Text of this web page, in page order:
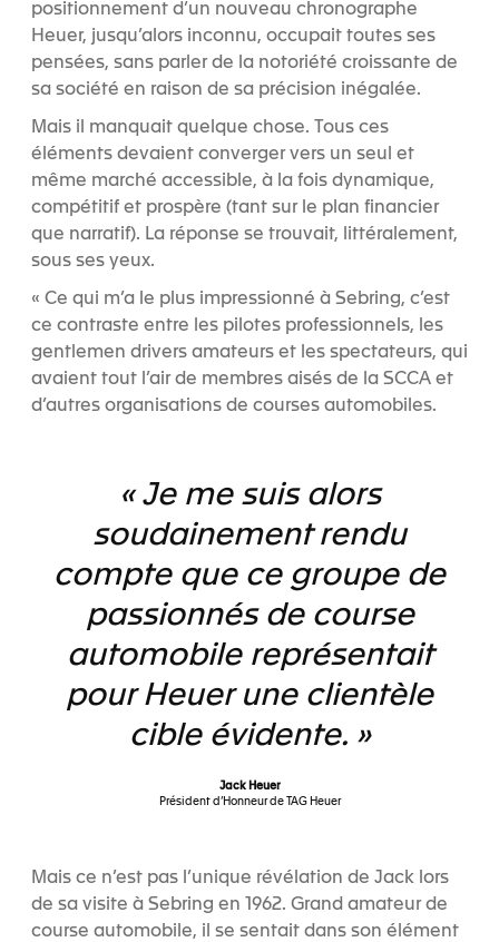
positionnement d’un nouveau chronographe
Heuer, jusqu’alors inconnu, occupait toutes ses
pensées, sans parler de la notoriété croissante de
sa société en raison de sa précision inégalée.
Mais il manquait quelque chose. Tous ces
éléments devaient converger vers un seul et
même marché accessible, à la fois dynamique,
compétitif et prospère (tant sur le plan financier
que narratif). La réponse se trouvait, littéralement,
sous ses yeux.
« Ce qui m’a le plus impressionné à Sebring, c’est
ce contraste entre les pilotes professionnels, les
gentlemen drivers amateurs et les spectateurs, qui
avaient tout l’air de membres aisés de la SCCA et
d’autres organisations de courses automobiles.
« Je me suis alors
soudainement rendu
compte que ce groupe de
passionnés de course
automobile représentait
pour Heuer une clientèle
cible évidente. »
Jack Heuer
Président d’Honneur de TAG Heuer
Mais ce n’est pas l’unique révélation de Jack lors
de sa visite à Sebring en 1962. Grand amateur de
course automobile, il se sentait dans son élément